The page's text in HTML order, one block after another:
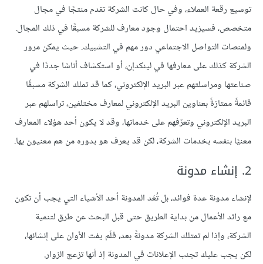
توسيع رقعة العملاء، وفي حال كانت الشركة تقدم منتجًا في مجال
متخصص، فسيزيد احتمال وجود معارف للشركة مسبقًا في ذلك المجال.
ولمنصات التواصل الاجتماعي دور مهم في التشبيك. حيث يمكن مرور
الشركة كذلك على معارفها في لينكدإن، أو استكشاف أناسًا جددًا في
صناعتها ومراسلتهم عبر البريد الإلكتروني، كما قد تملك الشركة مسبقًا
قائمةً ممتازةً بعناوين البريد الإلكتروني لمعارف مختلفين، تراسلهم عبر
البريد الإلكتروني وتعرّفهم على خدماتها، وقد لا يكون أحد هؤلاء المعارف
معنيًا بنفسه بخدمات الشركة، لكن قد يعرف هو بدوره من هم معنيون بها.
2. إنشاء مدونة
لإنشاء مدونة عدة فوائد، بل تُعَد المدونة أحد الأشياء التي يجب أن تكون
مع رائد الأعمال من بداية الطريق حتى قبل البحث عن طرق لتنمية
الشركة، وإذا لم تمتلك الشركة مدونةً بعد، فلَم يفت الأوان على إنشائها،
لكن يجب عليك تجنب الإعلانات في المدونة إذ أنها تزعج الزوار.